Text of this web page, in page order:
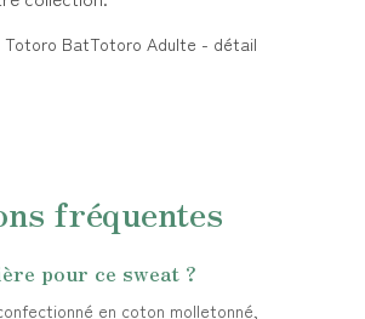
fréquentes
pour ce sweat ?
en coton molletonné,